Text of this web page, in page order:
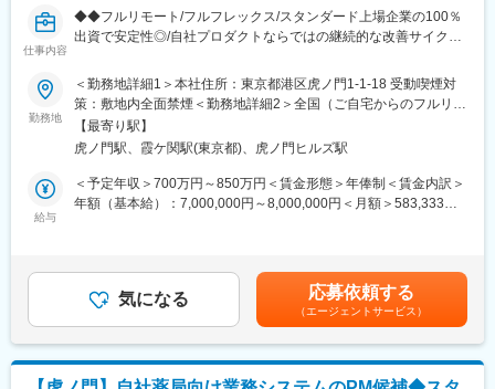
変更の範囲：会社の定める業務
クター等との商談もオンラインを併用しながら行っています。
・勤務地：北海道札幌市中央区北四条西5-1-48 アスティ45 8階
・事業内容：保険調剤薬局事業
【企業安定性】
めており、東証プライム市場に上場しております。
・全国950店舗の調剤薬局を展開・売上高は業界3位（1,800億
・医療業界で培ってきた経験を存分に活かせる環境で、ドクター
との折衝が重要なポジションとなります。医療業界の経験以外に
も不動産の知識や、新規出店を行う際のマーケティング知識な
ど、幅広い経験を積むことができます。
・医療業界出身以外の方であっても、培ってきた店舗開発や不動
仕事内容
◆◆フルリモート/フルフレックス/スタンダード上場企業の100％
出資で安定性◎/自社プロダクトならではの継続的な改善サイクル
■概要 ～地方在住者・育児中の社員も活躍中！～
ファーマシフトでは、LINEを活用した「つながる薬局」を中心
に、患者と薬局をつなぐ医療プラットフォームの開発・運営を行
っています。
本ポジションでは、開発現場に近い立場で、プロジェクトを着実
に前へ進めるミドルPMとしての役割を期待しています。
親会社 メディカルシステムネットワークでは、「なの花薬局」チ
■事業概要
「すべての人が健康を自ら選択できる社会」の実現を目指し、患
者と薬局のコミュニケーションを支援するデジタル医療プラット
服薬フォロー・オンライン服薬指導など、薬局と患者の接点をよ
勤務地
＜勤務地詳細1＞本社住所：東京都港区虎ノ門1-1-18 受動喫煙対
策：敷地内全面禁煙＜勤務地詳細2＞全国（ご自宅からのフルリモ
ート中心）住所：東京都 受動喫煙対策：敷地内全面禁煙変更の範
囲：会社の定める事業所（リモートワーク含む）
【最寄り駅】
虎ノ門駅、霞ケ関駅(東京都)、虎ノ門ヒルズ駅
給与
＜予定年収＞700万円～850万円＜賃金形態＞年俸制＜賃金内訳＞
年額（基本給）：7,000,000円～8,000,000円＜月額＞583,333円
あります。月給(月額)は固定手当を含めた表記です。
気になる 応募依頼する
（エージェントサービス）